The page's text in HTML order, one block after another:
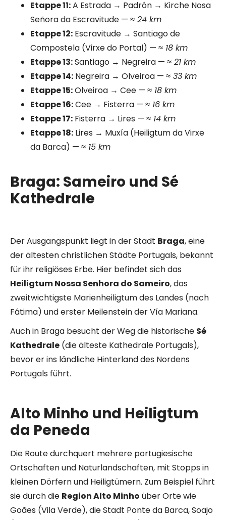
Etappe 11:A Estrada → Padrón → Kirche Nosa
Señora da Escravitude — ≈ 24 km
Etappe 12: Escravitude → Santiago de
Compostela (Virxe do Portal) — ≈ 18 km
Etappe 13:Santiago → Negreira — ≈ 21 km
Etappe 14: Negreira → Olveiroa — ≈ 33 km
Etappe 15:Olveiroa → Cee — ≈ 18 km
Etappe 16:Cee → Fisterra — ≈ 16 km
Etappe 17: Fisterra → Lires — ≈ 14 km
Etappe 18: Lires → Muxía (Heiligtum da Virxe
da Barca) — ≈ 15 km
Braga: Sameiro und Sé
Kathedrale
Der Ausgangspunkt liegt in der Stadt Braga, eine
der ältesten christlichen Städte Portugals, bekannt
für ihr religiöses Erbe. Hier befindet sich das
Heiligtum Nossa Senhora do Sameiro, das
zweitwichtigste Marienheiligtum des Landes (nach
Fátima) und erster Meilenstein der Vía Mariana.
Auch in Braga besucht der Weg die historische Sé
Kathedrale (die älteste Kathedrale Portugals),
bevor er ins ländliche Hinterland des Nordens
Portugals führt.
Alto Minho und Heiligtum
da Peneda
Die Route durchquert mehrere portugiesische
Ortschaften und Naturlandschaften, mit Stopps in
kleinen Dörfern und Heiligtümern. Zum Beispiel führt
sie durch die Region Alto Minho über Orte wie
Goães (Vila Verde), die Stadt Ponte da Barca, Soajo